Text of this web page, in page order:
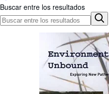
Comenzar a vender
Ayuda
Buscar entre los resultados